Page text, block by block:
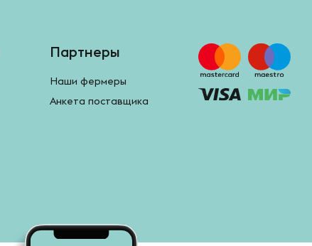
Партнеры
Наши фермеры
Анкета поставщика